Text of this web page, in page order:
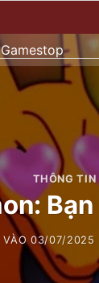
THÔNG TIN
VÀO03/07/2025